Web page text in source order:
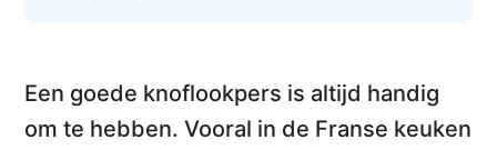
Een goede knoflookpers is altijd handig
om te hebben. Vooral in de Franse keuken